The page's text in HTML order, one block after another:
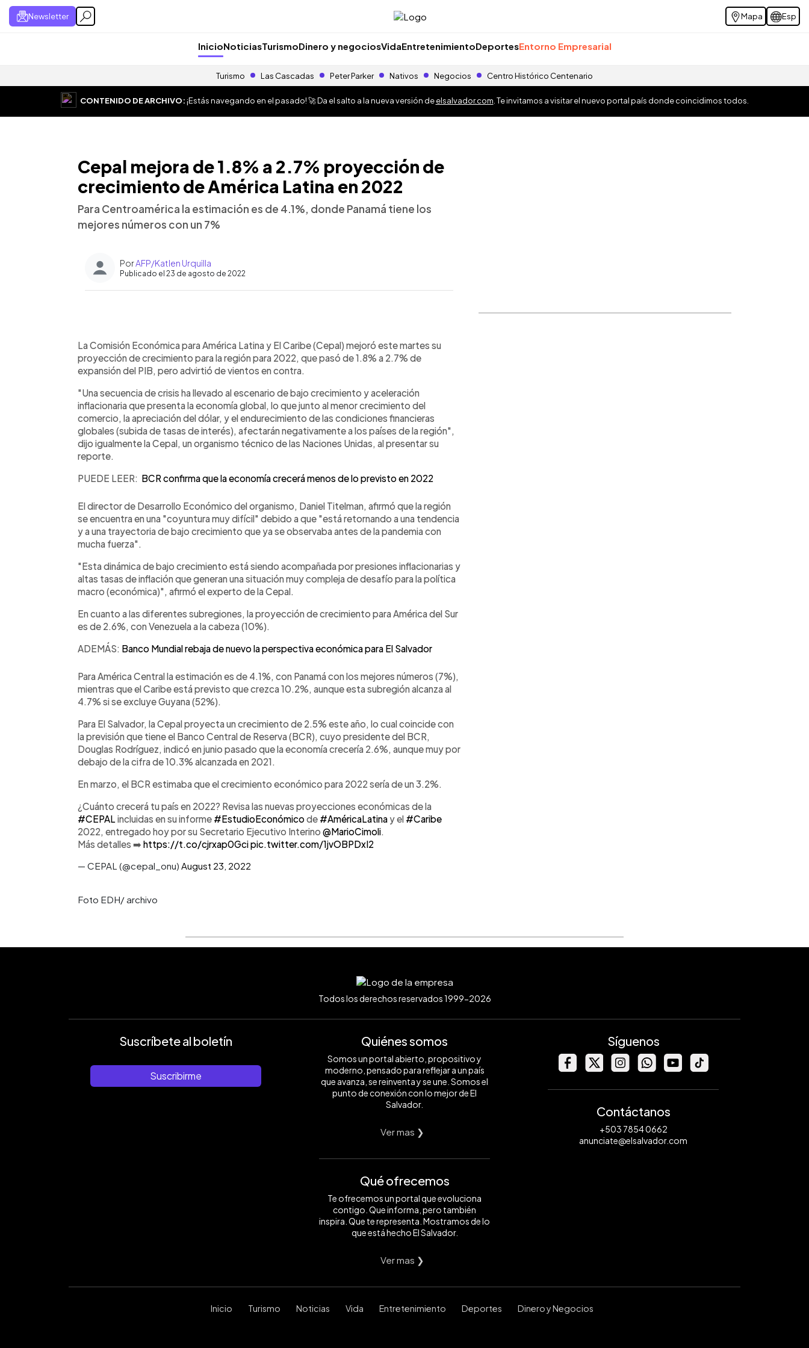
Newsletter Mapa Esp
InicioNoticiasTurismoDinero y negociosVidaEntretenimientoDeportesEntorno Empresarial
Turismo Las Cascadas Peter Parker Nativos Negocios Centro Histórico Centenario
CONTENIDO DE ARCHIVO:¡Estás navegando en el pasado! 🚀 Da el salto a la nueva versión deelsalvador.com . Te invitamos a visitar el nuevo portal país donde coincidimos todos.
Cepal mejora de 1.8% a 2.7% proyección de
crecimiento de América Latina en 2022
Para Centroamérica la estimación es de 4.1%, donde Panamá tiene los
mejores números con un 7%
PorAFP/Katlen Urquilla
Publicado el 23 de agosto de 2022
► Escuchar artículo
La Comisión Económica para América Latina y El Caribe (Cepal) mejoró este martes su
proyección de crecimiento para la región para 2022, que pasó de 1.8% a 2.7% de
expansión del PIB, pero advirtió de vientos en contra.
"Una secuencia de crisis ha llevado al escenario de bajo crecimiento y aceleración
inflacionaria que presenta la economía global, lo que junto al menor crecimiento del
comercio, la apreciación del dólar, y el endurecimiento de las condiciones financieras
globales (subida de tasas de interés), afectarán negativamente a los países de la región",
dijo igualmente la Cepal, un organismo técnico de las Naciones Unidas, al presentar su
reporte.
PUEDE LEER: BCR confirma que la economía crecerá menos de lo previsto en 2022
El director de Desarrollo Económico del organismo, Daniel Titelman, afirmó que la región
se encuentra en una "coyuntura muy difícil" debido a que "está retornando a una tendencia
y a una trayectoria de bajo crecimiento que ya se observaba antes de la pandemia con
mucha fuerza".
"Esta dinámica de bajo crecimiento está siendo acompañada por presiones inflacionarias y
altas tasas de inflación que generan una situación muy compleja de desafío para la política
macro (económica)", afirmó el experto de la Cepal.
En cuanto a las diferentes subregiones, la proyección de crecimiento para América del Sur
es de 2.6%, con Venezuela a la cabeza (10%).
ADEMÁS: Banco Mundial rebaja de nuevo la perspectiva económica para El Salvador
Para América Central la estimación es de 4.1%, con Panamá con los mejores números (7%),
mientras que el Caribe está previsto que crezca 10.2%, aunque esta subregión alcanza al
4.7% si se excluye Guyana (52%).
Para El Salvador, la Cepal proyecta un crecimiento de 2.5% este año, lo cual coincide con
la previsión que tiene el Banco Central de Reserva (BCR), cuyo presidente del BCR,
Douglas Rodríguez, indicó en junio pasado que la economía crecería 2.6%, aunque muy por
debajo de la cifra de 10.3% alcanzada en 2021.
En marzo, el BCR estimaba que el crecimiento económico para 2022 sería de un 3.2%.
¿Cuánto crecerá tu país en 2022? Revisa las nuevas proyecciones económicas de la
#CEPAL incluidas en su informe #EstudioEconómicode #AméricaLatina y el #Caribe
2022, entregado hoy por su Secretario Ejecutivo Interino @MarioCimoli.
Más detalles ➡️ https://t.co/cjrxap0Gcipic.twitter.com/1jvOBPDxI2
— CEPAL (@cepal_onu) August 23, 2022
Foto EDH/ archivo
Todos los derechos reservados 1999-2026
Suscríbete al boletín
Suscribirme
Quiénes somos
Somos un portal abierto, propositivo y
moderno, pensado para reflejar a un país
que avanza, se reinventa y se une. Somos el
punto de conexión con lo mejor de El
Salvador.
Ver mas ❯
Qué ofrecemos
Te ofrecemos un portal que evoluciona
contigo. Que informa, pero también
inspira. Que te representa. Mostramos de lo
que está hecho El Salvador.
Ver mas ❯
Síguenos
Contáctanos
+503 7854 0662
anunciate@elsalvador.com
Inicio Turismo Noticias Vida Entretenimiento Deportes Dinero y Negocios